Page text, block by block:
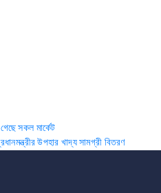
সকল মার্কেট
উপহার খাদ্য সামগ্রী বিতরণ